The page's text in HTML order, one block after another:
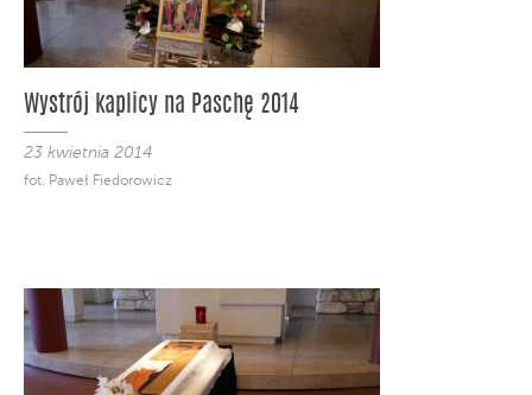
Wystrój kaplicy na Paschę 2014
23 kwietnia 2014
fot. Paweł Fiedorowicz